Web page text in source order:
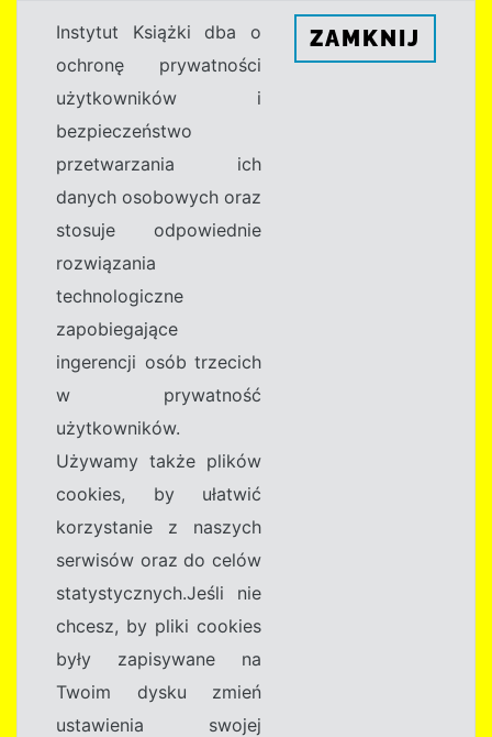
Instytut Książki dba o
ochronę prywatności
użytkowników i
bezpieczeństwo
przetwarzania ich
danych osobowych oraz
stosuje odpowiednie
rozwiązania
technologiczne
zapobiegające
ingerencji osób trzecich
w prywatność
użytkowników.
Używamy także plików
cookies, by ułatwić
korzystanie z naszych
serwisów oraz do celów
statystycznych.Jeśli nie
chcesz, by pliki cookies
były zapisywane na
Twoim dysku zmień
ustawienia swojej
ZAMKNIJ